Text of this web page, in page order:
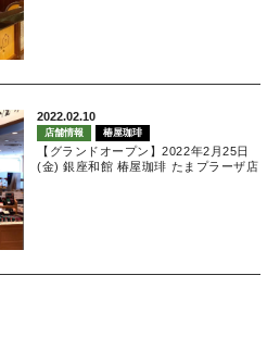
2022.02.10
店舗情報 椿屋珈琲
【グランドオープン】2022年2月25日
(金) 銀座和館 椿屋珈琲 たまプラーザ店